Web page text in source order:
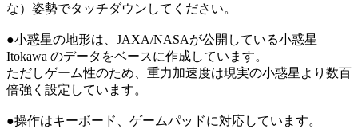
な）姿勢でタッチダウンしてください。
●小惑星の地形は、JAXA/NASAが公開している小惑星
Itokawa のデータをベースに作成しています。
ただしゲーム性のため、重力加速度は現実の小惑星より数百
倍強く設定しています。
●操作はキーボード、ゲームパッドに対応しています。